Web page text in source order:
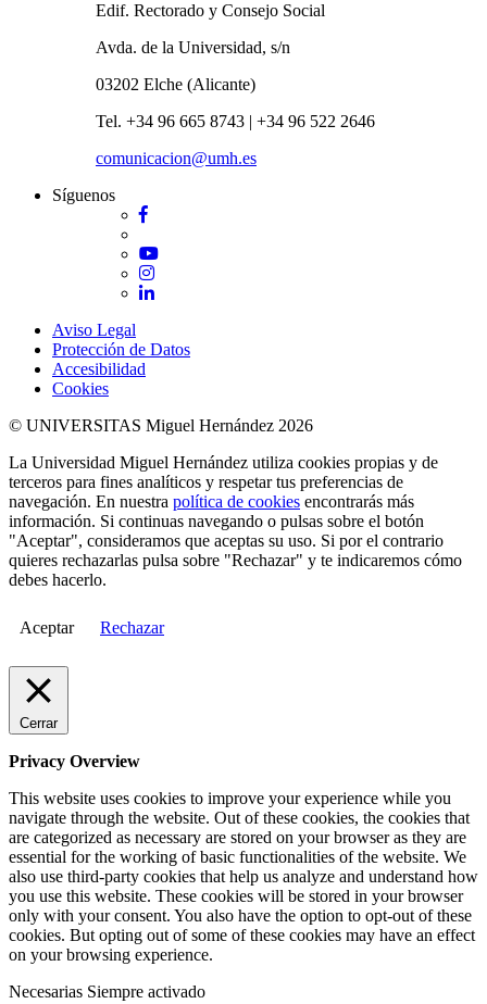
Edif. Rectorado y Consejo Social
Avda. de la Universidad, s/n
03202 Elche (Alicante)
Tel. +34 96 665 8743 | +34 96 522 2646
comunicacion@umh.es
Síguenos
Facebook
YouTube
Instagram
LinkedIn
Aviso Legal
Protección de Datos
Accesibilidad
Cookies
© UNIVERSITAS Miguel Hernández 2026
La Universidad Miguel Hernández utiliza cookies propias y de
terceros para fines analíticos y respetar tus preferencias de
navegación. En nuestra política de cookies encontrarás más
información. Si continuas navegando o pulsas sobre el botón
"Aceptar", consideramos que aceptas su uso. Si por el contrario
quieres rechazarlas pulsa sobre "Rechazar" y te indicaremos cómo
debes hacerlo.
Aceptar Rechazar
Cerrar
Privacy Overview
This website uses cookies to improve your experience while you
navigate through the website. Out of these cookies, the cookies that
are categorized as necessary are stored on your browser as they are
essential for the working of basic functionalities of the website. We
also use third-party cookies that help us analyze and understand how
you use this website. These cookies will be stored in your browser
only with your consent. You also have the option to opt-out of these
cookies. But opting out of some of these cookies may have an effect
on your browsing experience.
Necesarias Siempre activado